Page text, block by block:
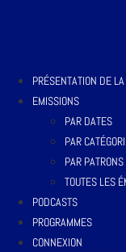
PRÉSENTATION DE
EMISSIONS
PAR DATES
PAR
PAR
TOUTES LES
PODCASTS
PROGRAMMES
CONNEXION